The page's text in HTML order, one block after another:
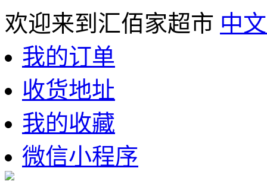
欢迎来到汇佰家超市 中
我的订单
收货地址
我的收藏
微信小程序